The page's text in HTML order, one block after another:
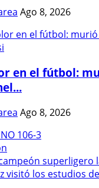
Ago 8, 2026
en el fútbol:
Ago 8, 2026
106-3